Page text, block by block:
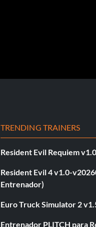
TRENDING TRAINERS
Resident Evil Requiem
Resident Evil 4 v1.0-
Entrenador)
Euro Truck Simulator 2
Entrenador PLITCH para